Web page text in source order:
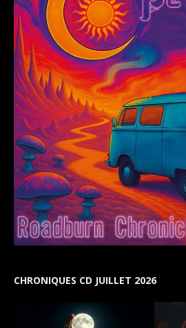
CHRONIQUES CD JUILLET 2026